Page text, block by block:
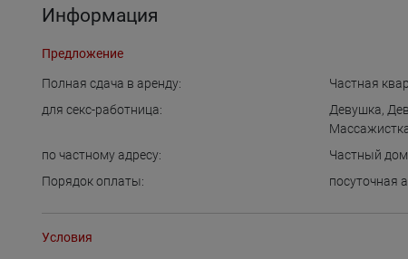
Информация
Предложение
Полная сдача в аренду:
Частная
для cекс-работница:
Девушка,
по частному адресу:
Частный дом
Порядок оплаты:
посуточная
Условия